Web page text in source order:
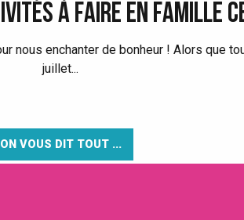
À FAIRE EN FAMILLE
nous enchanter de bonheur ! Alors que
juillet...
ON VOUS DIT TOUT ...